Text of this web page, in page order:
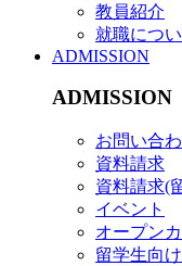
教員紹介
就職につ
ADMISSION
ADMISSION
お問い合
資料請求
資料請求(
イベント
オープン
留学生向